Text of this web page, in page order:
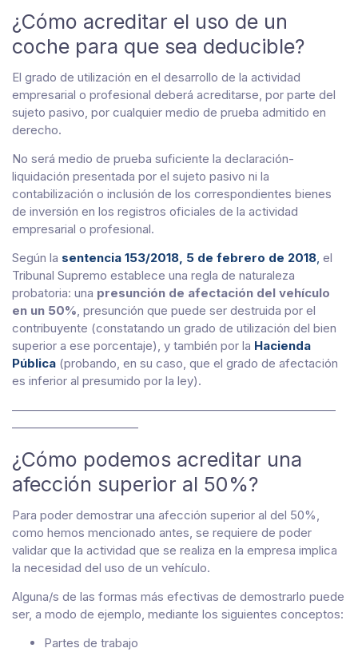
¿Cómo acreditar el uso de un
coche para que sea deducible?
El grado de utilización en el desarrollo de la actividad
empresarial o profesional deberá acreditarse, por parte del
sujeto pasivo, por cualquier medio de prueba admitido en
derecho.
No será medio de prueba suficiente la declaración-
liquidación presentada por el sujeto pasivo ni la
contabilización o inclusión de los correspondientes bienes
de inversión en los registros oficiales de la actividad
empresarial o profesional.
Según la sentencia 153/2018, 5 de febrero de 2018, el
Tribunal Supremo establece una regla de naturaleza
probatoria: una presunción de afectación del vehículo
en un 50%, presunción que puede ser destruida por el
contribuyente (constatando un grado de utilización del bien
superior a ese porcentaje), y también por la Hacienda
Pública (probando, en su caso, que el grado de afectación
es inferior al presumido por la ley).
———————————————————————————
——————————–
¿Cómo podemos acreditar una
afección superior al 50%?
Para poder demostrar una afección superior al del 50%,
como hemos mencionado antes, se requiere de poder
validar que la actividad que se realiza en la empresa implica
la necesidad del uso de un vehículo.
Alguna/s de las formas más efectivas de demostrarlo puede
ser, a modo de ejemplo, mediante los siguientes conceptos:
Partes de trabajo